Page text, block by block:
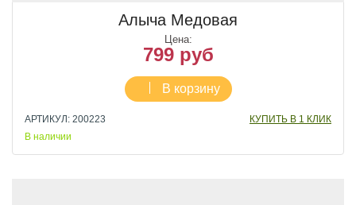
Алыча Медовая
Цена:
799 руб
В корзину
АРТИКУЛ: 200223
КУПИТЬ В 1 КЛИК
В наличии